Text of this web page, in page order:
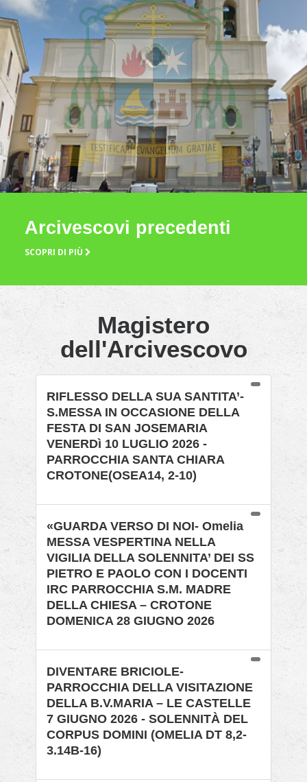
Arcivescovi precedenti
SCOPRI DI PIÙ
Magistero
dell'Arcivescovo
RIFLESSO DELLA SUA SANTITA’-
S.MESSA IN OCCASIONE DELLA
FESTA DI SAN JOSEMARIA
VENERDì 10 LUGLIO 2026 -
PARROCCHIA SANTA CHIARA
CROTONE(OSEA14, 2-10)
«GUARDA VERSO DI NOI- Omelia
MESSA VESPERTINA NELLA
VIGILIA DELLA SOLENNITA’ DEI SS
PIETRO E PAOLO CON I DOCENTI
IRC PARROCCHIA S.M. MADRE
DELLA CHIESA – CROTONE
DOMENICA 28 GIUGNO 2026
DIVENTARE BRICIOLE-
PARROCCHIA DELLA VISITAZIONE
DELLA B.V.MARIA – LE CASTELLE
7 GIUGNO 2026 - SOLENNITÀ DEL
CORPUS DOMINI (OMELIA DT 8,2-
3.14B-16)